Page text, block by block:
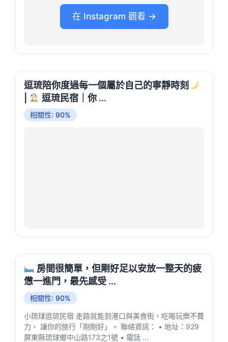
在 Instagram 觀看 →
逗琉陪你度過每一個屬於自己的寧靜時刻
逗琉民宿｜你 ...
相關性: 90%
房間很簡單，但剛好足以安放一整天的疲
憊一進門，最先感受 ...
相關性: 90%
小琉球逗琉民宿 走路就能到港口與美食街，吃喝玩樂不費
力， 讓你的旅行「剛剛好」。 聯絡資訊： • 地址：929
屏東縣琉球鄉中山路173之1號 • 電話 ...